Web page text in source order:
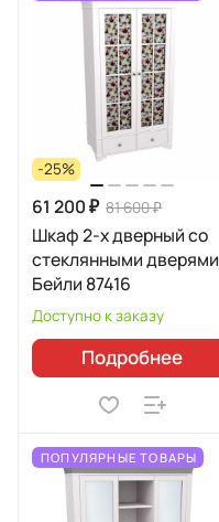
-25%
61 200 ₽ 81 600 ₽
Шкаф 2-х дверный со
стеклянными дверями
Бейли 87416
Доступно к заказу
Подробнее
ПОПУЛЯРНЫЕ ТОВАРЫ